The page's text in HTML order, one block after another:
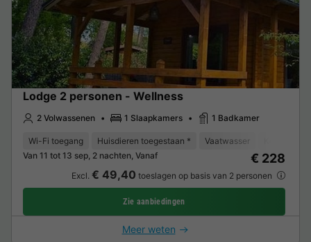
Lodge 2 personen - Wellness
2 Volwassenen 1 Slaapkamers 1 Badkamer
Wi-Fi toegang Huisdieren toegestaan * Vaatwasser
Van 11 tot 13 sep, 2 nachten, Vanaf
€ 228
Excl. € 49,40 toeslagen op basis van 2 personen
Zie aanbiedingen
Meer weten